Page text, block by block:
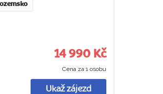
14 990 Kč
Cena za 1 osobu
Ukaž zájezd